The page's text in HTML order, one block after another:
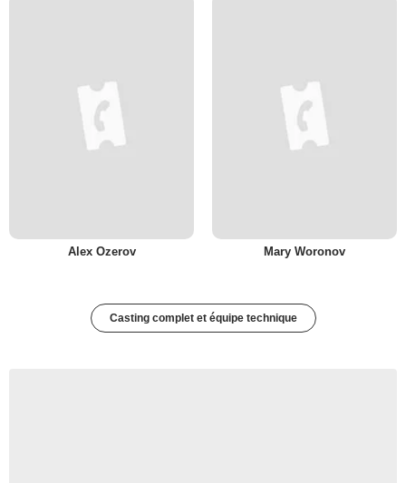
Alex Ozerov Mary Woronov
Casting complet et équipe technique